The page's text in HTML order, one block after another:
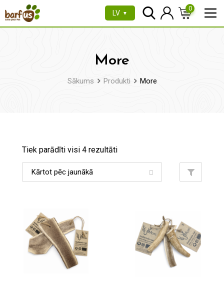
uz
LV ▼
0
More
Sākums Produkti More
Tiek parādīti visi 4 rezultāti